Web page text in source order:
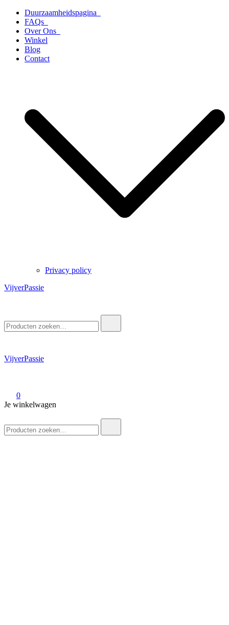
naar
inhoud
Duurzaamheidspagina
FAQs
Over Ons
Winkel
Blog
Contact
Privacy policy
VijverPassie
naar:
VijverPassie
0
Je winkelwagen
naar: